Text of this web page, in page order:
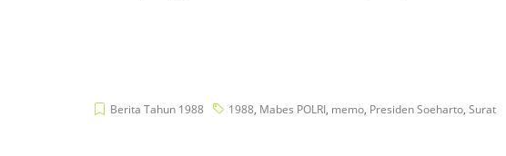
Berita Tahun 1988 1988, Mabes POLRI, memo, Presiden Soeharto, Surat